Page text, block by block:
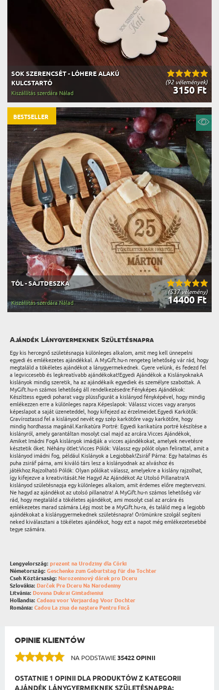
(92 vélemények)
SOK SZERENCSÉT - LÓHERE ALAKÚ
KULCSTARTÓ
3150 Ft
Kiszállítás szerdára Nálad
(537 vélemény)
TÓL - SAJTDESZKA
14400 Ft
Kiszállítás szerdára Nálad
BESTSELLER
Ajándék Lánygyermeknek Születésnapra
Egy kis hercegnő születésnapja különleges alkalom, amit meg kell ünnepelni
egyedi és emlékezetes ajándékkal. A MyGift.hu-n rengeteg lehetőség vár rád, hogy
megtaláld a tökéletes ajándékot a lánygyermekednek. Gyere velünk, és fedezd fel
a legviccesebb és legkreatívabb ajándékokat!Egyedi Ajándékok a KislányoknakA
kislányok mindig szeretik, ha az ajándékaik egyediek és személyre szabottak. A
MyGift.hu-n számos lehetőség áll rendelkezésedre:Fényképes Ajándékok:
Készíttess egyedi poharat vagy plüssfigurát a kislányod fényképével, hogy mindig
emlékezzen erre a különleges napra.Képeslapok: Válassz vicces vagy aranyos
képeslapot a saját üzeneteddel, hogy kifejezd az érzelmeidet.Egyedi Karkötők:
Gravíroztassd fel a kislányod nevét egy szép karkötőre vagy karkötőre, hogy
mindig hordhassa magánál.Karikatúra Portré: Egyedi karikatúra portré készítése a
kislányról, amely garantáltan mosolyt csal majd az arcára.Vicces Ajándékok,
Amiket Imádni FogA kislányok imádják a vicces ajándékokat, amelyek nevetésre
késztetik őket. Néhány ötlet:Vicces Pólók: Válassz egy pólót olyan felirattal, amit a
kislányod imádni fog, például Kislányok a Legjobbak!Zsiráf Párna: Egy hatalmas és
puha zsiráf párna, ami kiváló társ lesz a kislányodnak az alváshoz és
játékhoz.Rajzolható Pólók: Olyan pólókat válassz, amelyekre a kislány rajzolhat,
így kifejezve a kreativitását.Ne Hagyd Az Ajándékot Az Utolsó Pillanatra!A
kislányod születésnapja egy különleges alkalom, amit érdemes előre megtervezni.
Ne hagyd az ajándékot az utolsó pillanatra! A MyGift.hu-n számos lehetőség vár
rád, hogy megtaláld a tökéletes ajándékot, ami mosolyt csal az arcára és
emlékezetes marad számára.Lépj most be a MyGift.hu-ra, és találd meg a legjobb
ajándékokat a kislánygyermekednek születésnapra! Örömünkre szolgál segíteni
neked kiválasztani a tökéletes ajándékot, hogy ezt a napot még emlékezetesebbé
tegye számára.
Lengyelország: prezent na Urodziny dla Córki
Németország: Geschenke zum Geburtstag für die Tochter
Cseh Köztársaság: Narozeninový dárek pro Dceru
Szlovákia: Darček Pre Dceru Na Narodeniny
Litvánia: Dovana Dukrai Gimtadieniui
Hollandia: Cadeau voor Verjaardag Voor Dochter
Románia: Cadou La ziua de naștere Pentru Fiică
OPINIE KLIENTÓW
NA PODSTAWIE35422 OPINII
OSTATNIE 1 OPINII DLA PRODUKTÓW Z KATEGORII